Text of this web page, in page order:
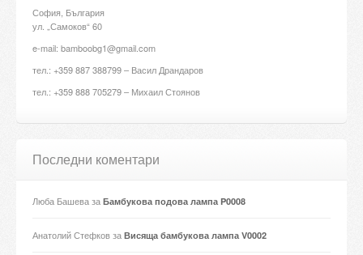
София, България
ул. „Самоков“ 60
e-mail: bamboobg1@gmail.com
тел.: +359 887 388799 – Васил Драндаров
тел.: +359 888 705279 – Михаил Стоянов
Последни коментари
Люба Башеваза Бамбукова подова лампа P0008
Анатолий Стефковза Висяща бамбукова лампа V0002